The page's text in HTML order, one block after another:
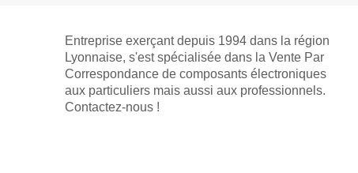
Entreprise exerçant depuis 1994 dans la région
Lyonnaise, s'est spécialisée dans la Vente Par
Correspondance de composants électroniques
aux particuliers mais aussi aux professionnels.
Contactez-nous !